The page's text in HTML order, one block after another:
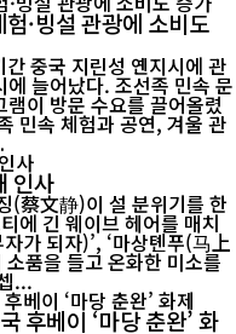
·빙설 관광에 소비도
중국 지린성 옌지시에 관
늘어났다. 조선족 민속 문
이 방문 수요를 끌어올렸
인사
(蔡文静)이 설 분위기를 한
에 긴 웨이브 헤어를 매치
가 되자)’, ‘마상톈푸(马上
품을 들고 온화한 미소를
...
후베이 ‘마당 춘완’ 화